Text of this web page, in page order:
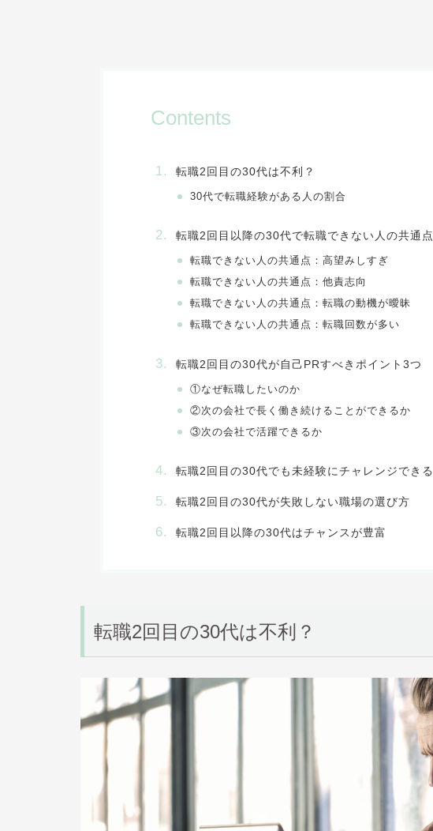
Contents
転職2 回目の30代は不利？
30代で転職経験がある人の割合
転職2回目以降の30代で転職できない人の共通点
転職できない人の共通点：高望みしすぎ
転職できない人の共通点：他責志向
転職できない人の共通点：転職の動機が曖昧
転職できない人の共通点：転職回数が多い
転職2回目の30代が自己PRすべきポイント3つ
①なぜ転職したいのか
②次の会社で長く働き続けることができるか
③次の会社で活躍できるか
転職2回目の30代でも未経験にチャレンジできる
転職2回目の30代が失敗しない職場の選び方
転職2回目以降の30代はチャンスが豊富
転職2回目の30代は不利？